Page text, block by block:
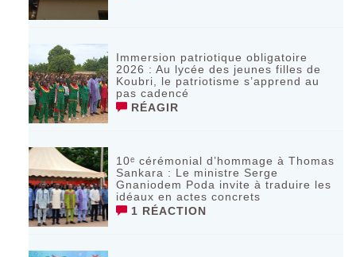
Immersion patriotique obligatoire
2026 : Au lycée des jeunes filles de
Koubri, le patriotisme s’apprend au
pas cadencé
RÉAGIR
10ᵉ cérémonial d’hommage à Thomas
Sankara : Le ministre Serge
Gnaniodem Poda invite à traduire les
idéaux en actes concrets
1 RÉACTION